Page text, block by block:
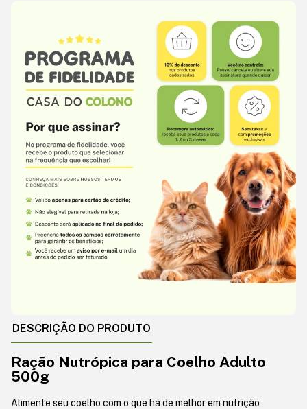
DESCRIÇÃO DO PRODUTO
Ração Nutrópica para Coelho Adulto
500g
Alimente seu coelho com o que há de melhor em nutrição